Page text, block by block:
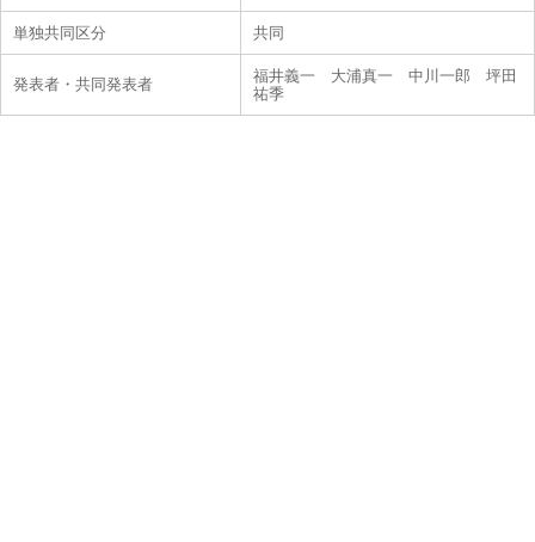
単独共同区分 共同
発表者・共同発表者
福井義一 大浦真一 中川一郎 坪田
祐季